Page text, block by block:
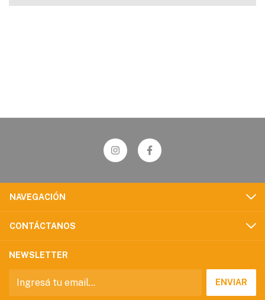
NAVEGACIÓN
CONTÁCTANOS
NEWSLETTER